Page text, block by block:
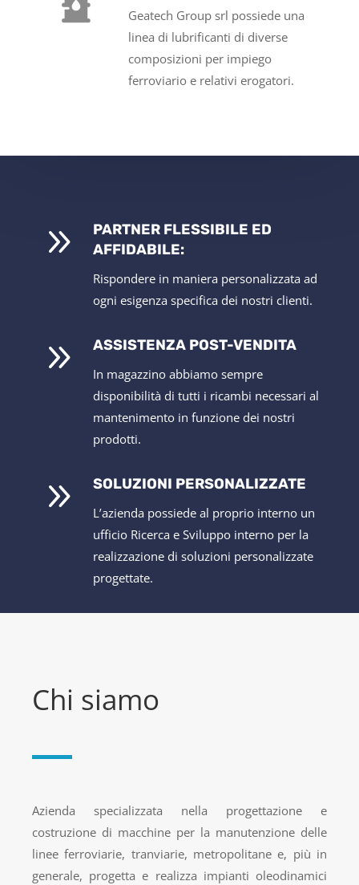
Geatech Group srl possiede una
linea di lubrificanti di diverse
composizioni per impiego
ferroviario e relativi erogatori.
9
PARTNER FLESSIBILE ED
AFFIDABILE:
Rispondere in maniera personalizzata ad
ogni esigenza specifica dei nostri clienti.
9 ASSISTENZA POST-VENDITA
In magazzino abbiamo sempre
disponibilità di tutti i ricambi necessari al
mantenimento in funzione dei nostri
prodotti.
9 SOLUZIONI PERSONALIZZATE
L’azienda possiede al proprio interno un
ufficio Ricerca e Sviluppo interno per la
realizzazione di soluzioni personalizzate
progettate.
Chi siamo
Azienda specializzata nella progettazione e
costruzione di macchine per la manutenzione delle
linee ferroviarie, tranviarie, metropolitane e, più in
generale, progetta e realizza impianti oleodinamici